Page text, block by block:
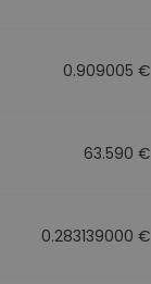
0.909005 €
63.590 €
0.283139000 €